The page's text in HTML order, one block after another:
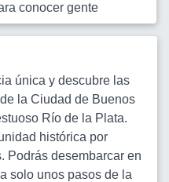
conocer gente
única y descubre las
la Ciudad de Buenos
Río de la Plata.
histórica por
Podrás desembarcar en
solo unos pasos de la